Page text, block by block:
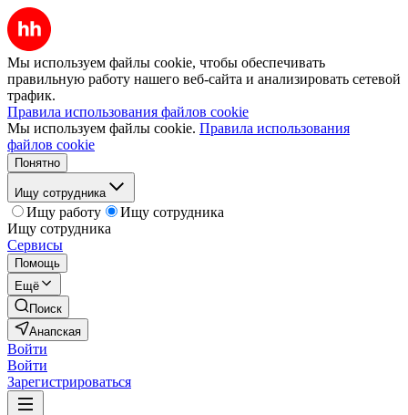
Мы используем файлы cookie, чтобы обеспечивать
правильную работу нашего веб-сайта и анализировать сетевой
трафик.
Правила использования файлов cookie
Мы используем файлы cookie. Правила использования
файлов cookie
Понятно
Ищу сотрудника
Ищу работу
Ищу сотрудника
Ищу сотрудника
Сервисы
Помощь
Ещё
Поиск
Анапская
Войти
Войти
Зарегистрироваться